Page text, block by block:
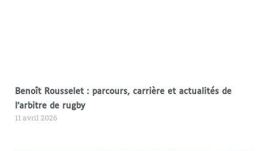
Benoît Rousselet : parcours, carrière et actualités de
l’arbitre de rugby
11 avril 2026